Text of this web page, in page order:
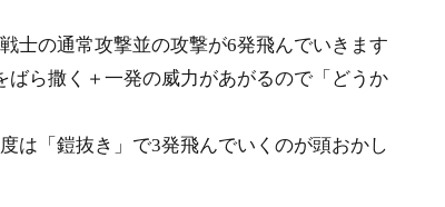
士の通常攻撃並の攻撃が6発飛んでいきます
ら撒く＋一発の威力があがるので「どうか
は「鎧抜き」で3発飛んでいくのが頭おかし